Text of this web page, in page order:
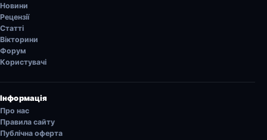
Новини
Рецензії
Статті
Вікторини
Форум
Користувачі
Інформація
Про нас
Правила сайту
Публічна оферта